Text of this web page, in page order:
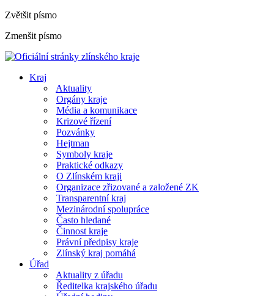
Zvětšit písmo
Zmenšit písmo
Kraj
Aktuality
Orgány kraje
Média a komunikace
Krizové řízení
Pozvánky
Hejtman
Symboly kraje
Praktické odkazy
O Zlínském kraji
Organizace zřizované a založené ZK
Transparentní kraj
Mezinárodní spolupráce
Často hledané
Činnost kraje
Právní předpisy kraje
Zlínský kraj pomáhá
Úřad
Aktuality z úřadu
Ředitelka krajského úřadu